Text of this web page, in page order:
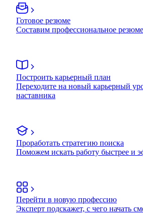
Готовое резюме
Составим профессиональное резюме
Построить карьерный план
Переходите на новый карьерный
наставника
Проработать стратегию поиска
Поможем искать работу быстрее и
Перейти в новую профессию
Эксперт подскажет, с чего начать